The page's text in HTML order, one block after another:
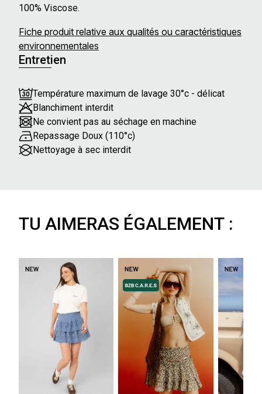
100% Viscose.
Fiche produit relative aux qualités ou caractéristiques
environnementales
Entretien
Température maximum de lavage 30°c - délicat
Blanchiment interdit
Ne convient pas au séchage en machine
Repassage Doux (110°c)
Nettoyage à sec interdit
TU AIMERAS ÉGALEMENT :